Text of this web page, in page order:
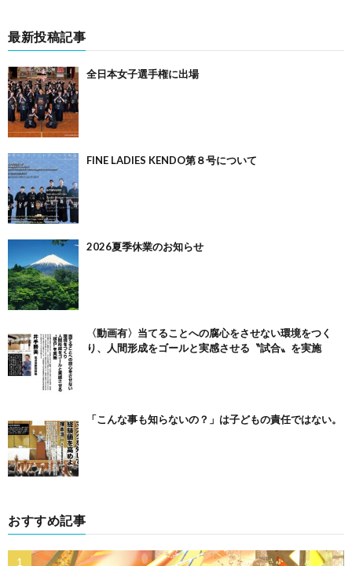
最新投稿記事
全日本女子選手権に出場
FINE LADIES KENDO第８号について
2026夏季休業のお知らせ
〈動画有〉当てることへの腐心をさせない環境をつく
り、人間形成をゴールと実感させる〝試合〟を実施
「こんな事も知らないの？」は子どもの責任ではない。
おすすめ記事